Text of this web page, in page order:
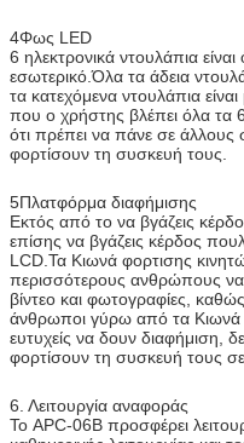
4Φως LED
6 ηλεκτρονικά ντουλάπια
εσωτερικό.Όλα τα άδεια
τα κατεχόμενα ντουλάπια
που ο χρήστης βλέπει όλα τα
ότι πρέπει να πάνε σε άλλους
φορτίσουν τη συσκευή τους.
5Πλατφόρμα διαφήμισης
Εκτός από το να βγάζεις
επίσης να βγάζεις κέρδος
LCD.Τα Κιωνά φορτισης
περισσότερους ανθρώπους
βίντεο και φωτογραφίες,
άνθρωποι γύρω από τα Κιωνά
ευτυχείς να δουν διαφήμιση,
φορτίσουν τη συσκευή τους
6. Λειτουργία αναφοράς
Το APC-06B προσφέρει